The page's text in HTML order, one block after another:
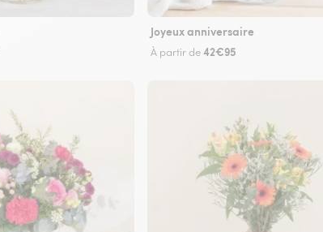
Joyeux anniversaire
À partir de42€95